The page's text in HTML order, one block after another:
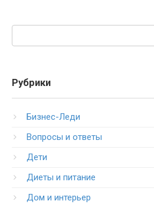
Рубрики
Бизнес-Леди
Вопросы и ответы
Дети
Диеты и питание
Дом и интерьер